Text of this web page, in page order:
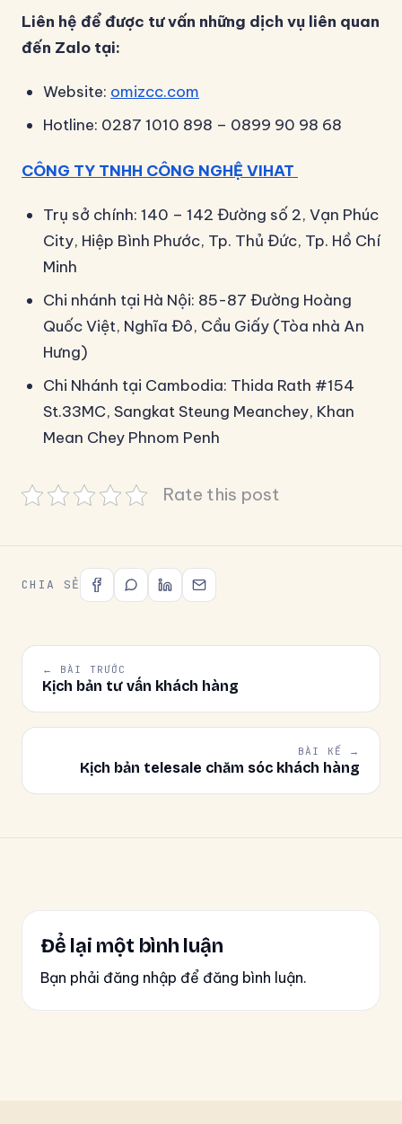
Liên hệ để được tư vấn những dịch vụ liên quan
đến Zalo tại:
Website: omizcc.com
Hotline: 0287 1010 898 – 0899 90 98 68
CÔNG TY TNHH CÔNG NGHỆ VIHAT
Trụ sở chính: 140 – 142 Đường số 2, Vạn Phúc
City, Hiệp Bình Phước, Tp. Thủ Đức, Tp. Hồ Chí
Minh
Chi nhánh tại Hà Nội: 85-87 Đường Hoàng
Quốc Việt, Nghĩa Đô, Cầu Giấy (Tòa nhà An
Hưng)
Chi Nhánh tại Cambodia: Thida Rath #154
St.33MC, Sangkat Steung Meanchey, Khan
Mean Chey Phnom Penh
Rate this post
CHIA SẺ
← BÀI TRƯỚC
Kịch bản tư vấn khách hàng
BÀI KẾ →
Kịch bản telesale chăm sóc khách hàng
Để lại một bình luận
Bạn phải đăng nhập để đăng bình luận.